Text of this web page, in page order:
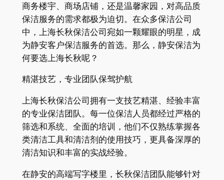
商务楼宇、商场店铺，还是温馨家园，对高品质
保洁服务的需求都极为迫切。在众多保洁公司
中，上海长秋保洁公司宛如一颗耀眼的明星，成
为静安客户保洁服务的首选。那么，静安保洁为
何要选上海长秋呢？
精湛技艺，专业团队保驾护航
上海长秋保洁公司拥有一支技艺精湛、经验丰富
的专业保洁团队。每一位保洁人员都经过严格的
筛选和系统、全面的培训，他们不仅熟练掌握各
类清洁工具和清洁剂的使用技巧，更具备深厚的
清洁知识和丰富的实战经验。
在静安的高端写字楼里，长秋保洁团队能够针对